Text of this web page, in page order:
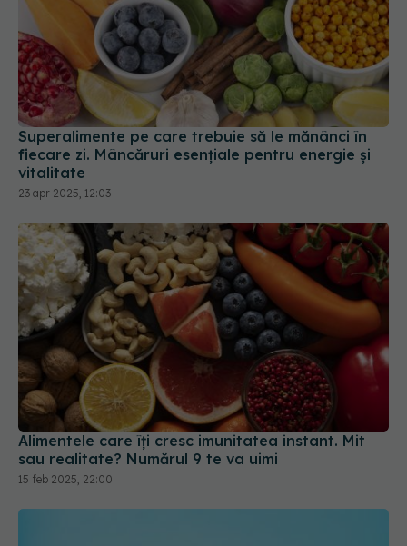
Superalimente pe care trebuie să le mănânci în
fiecare zi. Mâncăruri esențiale pentru energie și
vitalitate
23 apr 2025, 12:03
Alimentele care îți cresc imunitatea instant. Mit
sau realitate? Numărul 9 te va uimi
15 feb 2025, 22:00